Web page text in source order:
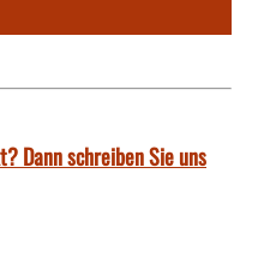
Dann schreiben Sie uns